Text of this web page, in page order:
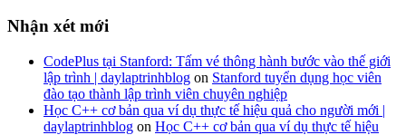
Nhận xét mới
CodePlus tại Stanford: Tấm vé thông hành bước vào thế giới
lập trình | daylaptrinhblog on Stanford tuyển dụng học viên
đào tạo thành lập trình viên chuyên nghiệp
Học C++ cơ bản qua ví dụ thực tế hiệu quả cho người mới |
daylaptrinhblog on Học C++ cơ bản qua ví dụ thực tế hiệu